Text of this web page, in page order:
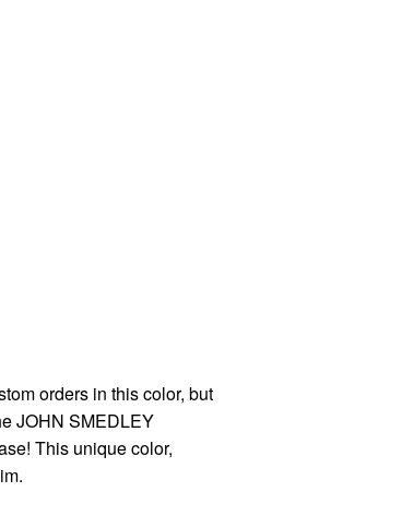
orders in this color, but
JOHN SMEDLEY
This unique color,